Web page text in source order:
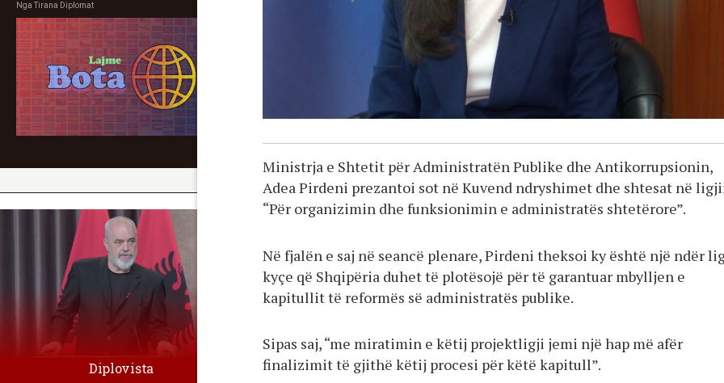
Ministrja e Shtetit për Administratën Publike dhe Antikorrupsionin,
Adea Pirdeni prezantoi sot në Kuvend ndryshimet dhe shtesat në
“Për organizimin dhe funksionimin e administratës shtetërore”.
Në fjalën e saj në seancë plenare, Pirdeni theksoi ky është një ndër
kyçe që Shqipëria duhet të plotësojë për të garantuar mbylljen e
kapitullit të reformës së administratës publike.
Sipas saj, “me miratimin e këtij projektligji jemi një hap më afër
finalizimit të gjithë këtij procesi për këtë kapitull”.
NgaTirana Diplomat
Diplovista